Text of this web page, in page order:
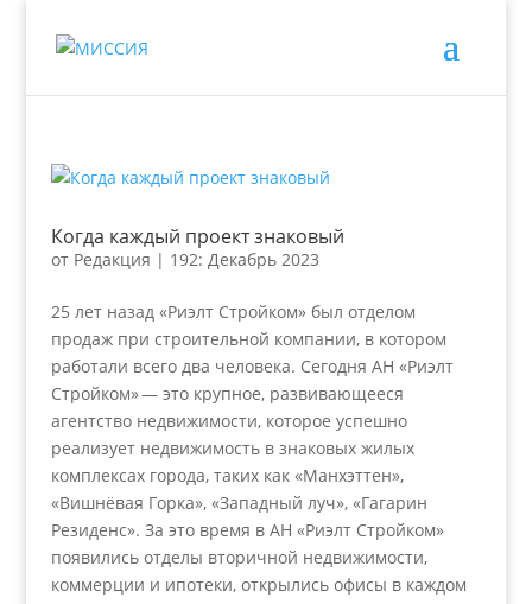
Когда каждый проект знаковый
от Редакция | 192: Декабрь 2023
25 лет назад «Риэлт Стройком» был отделом
продаж при строительной компании, в котором
работали всего два человека. Сегодня АН «Риэлт
Стройком» — это крупное, развивающееся
агентство недвижимости, которое успешно
реализует недвижимость в знаковых жилых
комплексах города, таких как «Манхэттен»,
«Вишнёвая Горка», «Западный луч», «Гагарин
Резиденс». За это время в АН «Риэлт Стройком»
появились отделы вторичной недвижимости,
коммерции и ипотеки, открылись офисы в каждом